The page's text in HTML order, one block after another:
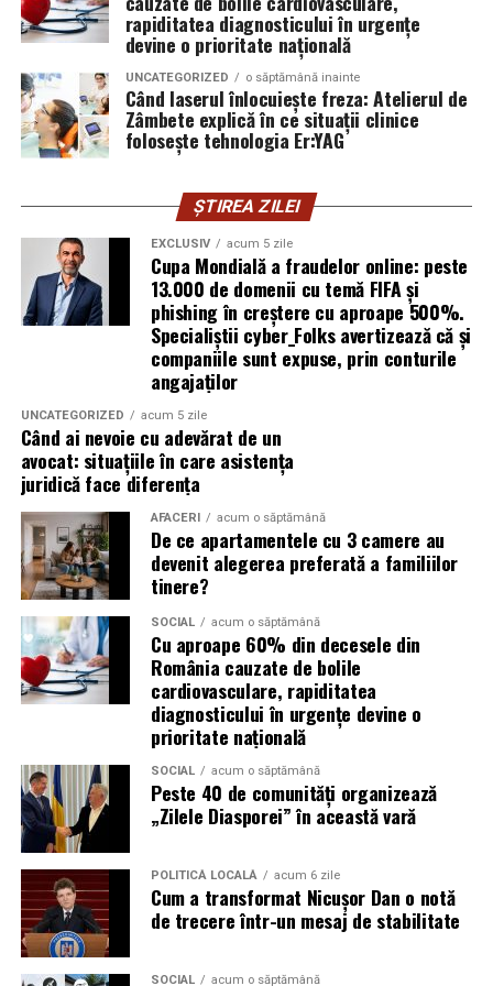
introducă parola pe o pagină clonată. În acel moment,
vigilența utilizatorului rămâne prima linie de apărare”,
explică Horațiu Șimon, Chief Technology Officer
cyber_Folks România.
Subiectul a fost semnalat și de FBI, care a inclus în
turneului, de la fraude online și furtul datelor până la
operațiuni de dezinformare.
Avertismentele publice s-au concentrat în principal
asupra fanilor și infrastructurii orașelor gazdă, însă
specialiștii atrag atenția că firmele pot fi afectate
inclusiv atunci când nu au nicio legătură directă cu
industria sportului, turismului sau vânzarea de bilete.
Atacurile sunt mai eficiente în contextul
evenimentelor globale
Campaniile de phishing asociate evenimentelor
importante profită de interesul public ridicat, de
presiunea timpului și de teama utilizatorilor că ar putea
pierde o ofertă sau o oportunitate. Mesajele care anunță
ultimele bilete disponibile, acces limitat la o transmisie
sau câștigarea unui premiu pot determina utilizatorii să
reacționeze înainte de a verifica sursa.
Turneul se încheie pe 19 iulie, iar specialiștii anticipează
o intensificare a activității frauduloase în perioada
finalei. Printre cele mai utilizate pretexte se numără
transmisiunile pirat, biletele revândute, pariurile,
tombolele, concursurile și falsele oferte de călătorie.
Pentru a răspunde riscurilor tot mai complexe,
cyber_Folks a lansat la finalul lunii iunie robo_Folks,
primul asistent AI integrat într-un panou de hosting
din România. Acesta poate efectua, la cererea
rapiditatea diagnosticului în urgențe
devine o prioritate națională
UNCATEGORIZED o săptămână inainte
Când laserul înlocuiește freza: Atelierul de
Zâmbete explică în ce situații clinice
folosește tehnologia Er:YAG
ȘTIREA ZILEI
EXCLUSIV acum 5 zile
Cupa Mondială a fraudelor online: peste
13.000 de domenii cu temă FIFA și
phishing în creștere cu aproape 500%.
Specialiștii cyber_Folks avertizează că și
companiile sunt expuse, prin conturile
angajaților
UNCATEGORIZED acum 5 zile
Când ai nevoie cu adevărat de un
avocat: situațiile în care asistența
juridică face diferența
AFACERI acum o săptămână
De ce apartamentele cu 3 camere au
devenit alegerea preferată a familiilor
tinere?
SOCIAL acum o săptămână
Cu aproape 60% din decesele din
România cauzate de bolile
cardiovasculare, rapiditatea
diagnosticului în urgențe devine o
prioritate națională
SOCIAL acum o săptămână
Peste 40 de comunități organizează
„Zilele Diasporei” în această vară
POLITICĂ LOCALĂ acum 6 zile
Cum a transformat Nicușor Dan o notă
de trecere într-un mesaj de stabilitate
SOCIAL acum o săptămână